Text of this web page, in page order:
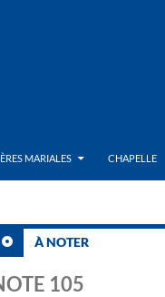
MARIALES
CHAPELLE
À NOTER
105